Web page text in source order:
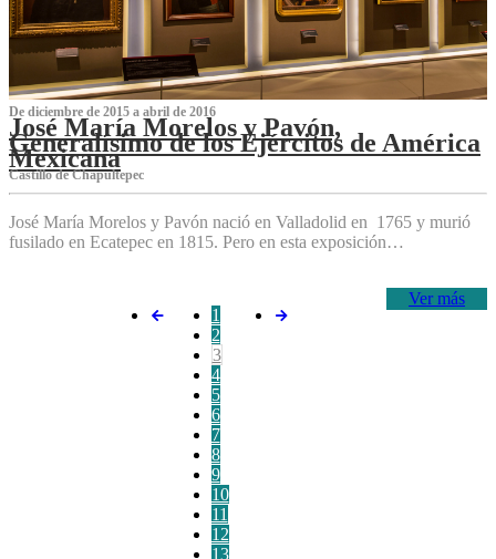
De diciembre de 2015 a abril de 2016
José María Morelos y Pavón,
Generalísimo de los Ejércitos de América
Mexicana
C‌astillo de Chapultepec
José María Morelos y Pavón nació en Valladolid en 1765 y murió
fusilado en Ecatepec en 1815. Pero en esta exposición…
Ver más
1
2
3
4
5
6
7
8
9
10
11
12
13